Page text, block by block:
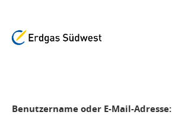
Benutzername oder E-Mail-Adresse: